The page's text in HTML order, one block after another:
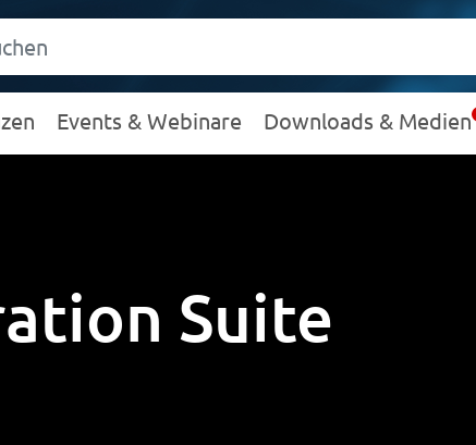
Events & Webinare Downloads & Medien
Suite